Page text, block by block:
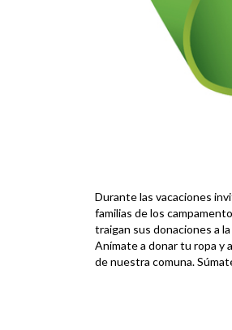
Durante las vacaciones
familias de los
traigan sus donaciones a
Anímate a donar tu ropa y
de nuestra comuna.